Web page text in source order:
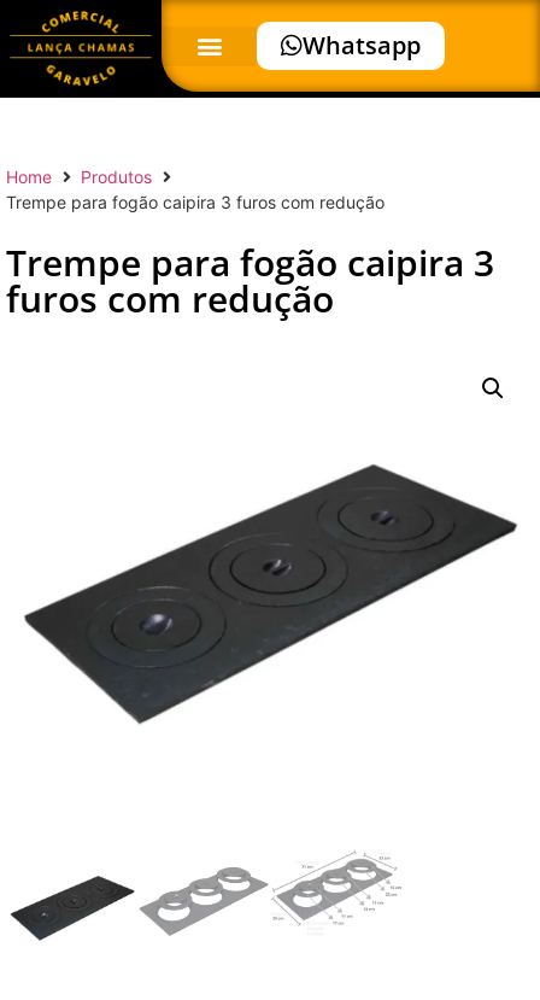
Whatsapp
Home
Produtos
Trempe para fogão caipira 3 furos com redução
Trempe para fogão caipira 3
furos com redução